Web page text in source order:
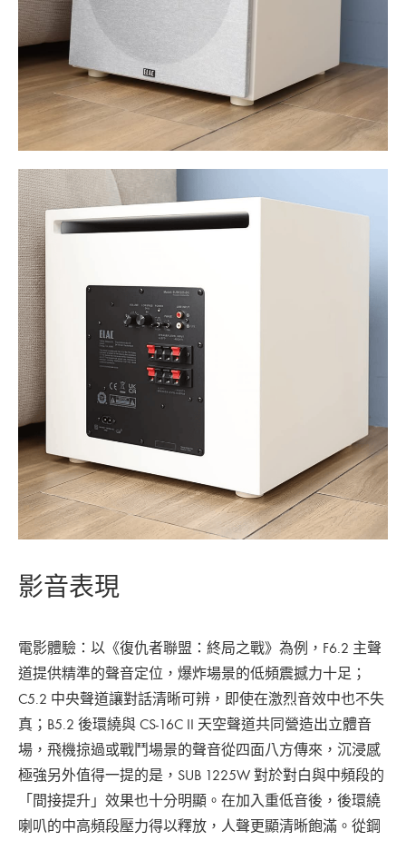
影音表現
電影體驗：以《復仇者聯盟：終局之戰》為例，F6.2 主聲
道提供精準的聲音定位，爆炸場景的低頻震撼力十足；
C5.2 中央聲道讓對話清晰可辨，即使在激烈音效中也不失
真；B5.2 後環繞與 CS-16C II 天空聲道共同營造出立體音
場，飛機掠過或戰鬥場景的聲音從四面八方傳來，沉浸感
極強另外值得一提的是，SUB 1225W 對於對白與中頻段的
「間接提升」效果也十分明顯。在加入重低音後，後環繞
喇叭的中高頻段壓力得以釋放，人聲更顯清晰飽滿。從鋼